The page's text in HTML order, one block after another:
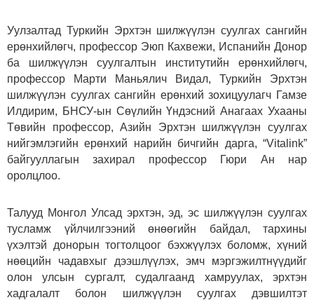
Уулзалтад Туркийн Эрхтэн шилжүүлэн суулгах сангийн
ерөнхийлөгч, профессор Эюп Кахвежи, Испанийн Донор
ба шилжүүлэн суулгалтын институтийн ерөнхийлөгч,
профессор Марти Маньялич Видал, Туркийн Эрхтэн
шилжүүлэн суулгах сангийн ерөнхий зохицуулагч Гамзе
Илдирим, БНСУ-ын Сөүлийн Үндэсний Анагаах Ухааны
Төвийн профессор, Азийн Эрхтэн шилжүүлэн суулгах
нийгэмлэгийн ерөнхий нарийн бичгийн дарга, “Vitalink”
байгууллагын захирал профессор Гюри Ан нар
оролцлоо.
Талууд Монгол Улсад эрхтэн, эд, эс шилжүүлэн суулгах
тусламж үйлчилгээний өнөөгийн байдал, тархины
үхэлтэй донорын тогтолцоог бэхжүүлэх боломж, хүний
нөөцийн чадавхыг дээшлүүлэх, эмч мэргэжилтнүүдийг
олон улсын сургалт, судалгаанд хамруулах, эрхтэн
хадгалалт болон шилжүүлэн суулгах дэвшилтэт